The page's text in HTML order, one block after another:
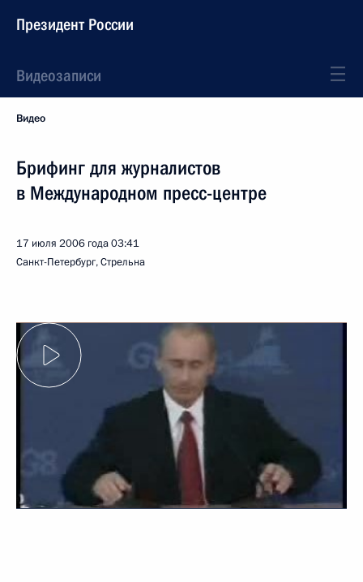
Президент России
Видеозаписи
Видео
Брифинг для журналистов
в Международном пресс-центре
17 июля 2006 года03:41
Санкт-Петербург, Стрельна